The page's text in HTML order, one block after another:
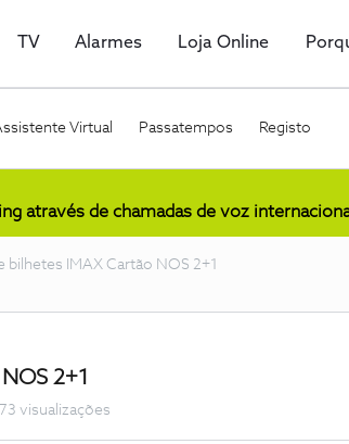
TV Alarmes Loja Online
Virtual Passatempos Registo
através de chamadas de voz
bilhetes IMAX Cartão NOS 2+1
2+1
visualizações